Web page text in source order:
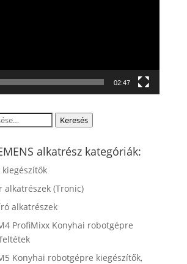
02:47
Keresés
alkatrész kategóriák:
(Tronic)
alkatrészek
ProfiMixx Konyhai robotgépre
Konyhai robotgépre kiegészítők,